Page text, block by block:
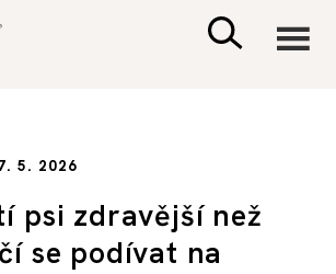
PSYCHOLOGIE
5. 2026
psi zdravější než
se podívat na